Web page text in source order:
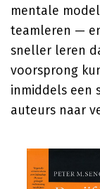
mentale
teamleren —
sneller leren
voorsprong
inmiddels een
auteurs naar